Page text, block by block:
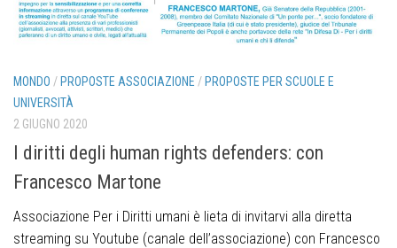
MONDO / PROPOSTE ASSOCIAZIONE / PROPOSTE PER SCUOLE E
UNIVERSITÀ
2 GIUGNO 2020
I diritti degli human rights defenders: con
Francesco Martone
Associazione Per i Diritti umani è lieta di invitarvi alla diretta
streaming su Youtube (canale dell’associazione) con Francesco